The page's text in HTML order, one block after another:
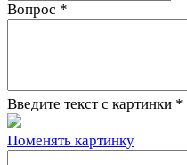
Вопрос *
Введите текст с картинки *
Поменять картинку